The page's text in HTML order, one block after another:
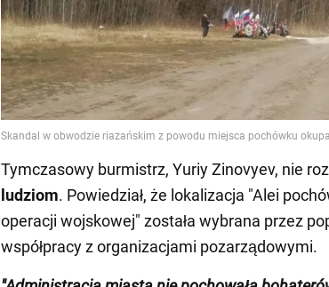
Tymczasowy burmistrz, Yuriy Zinovyev, nie
ludziom. Powiedział, że lokalizacja "Alei
operacji wojskowej" została wybrana przez
współpracy z organizacjami pozarządowymi.